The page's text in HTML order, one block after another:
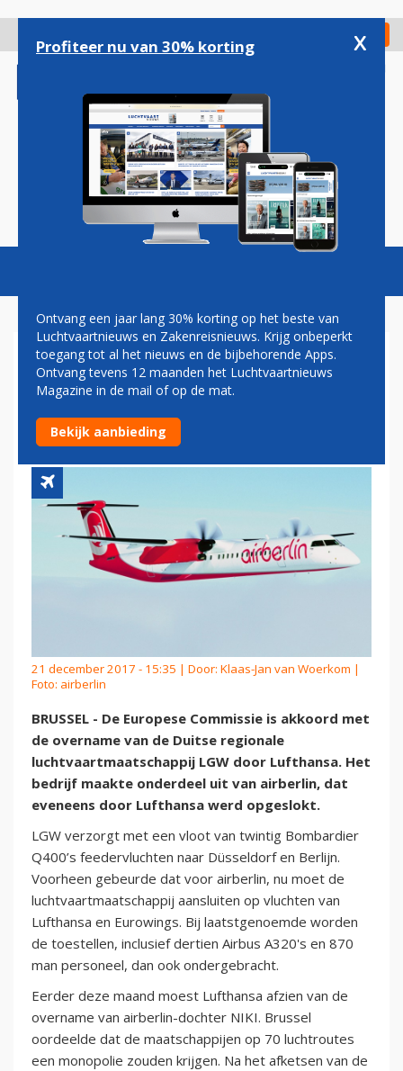
gaan
Check in
Magazine Podcasts Vacatures
BRUSSEL AKKOORD MET
OVERNAME LGW DOOR
LUFTHANSA
21 december 2017 - 15:35 | Door: Klaas-Jan van Woerkom |
Foto: airberlin
BRUSSEL - De Europese Commissie is akkoord met
de overname van de Duitse regionale
luchtvaartmaatschappij LGW door Lufthansa. Het
bedrijf maakte onderdeel uit van airberlin, dat
eveneens door Lufthansa werd opgeslokt.
LGW verzorgt met een vloot van twintig Bombardier
Q400’s feedervluchten naar Düsseldorf en Berlijn.
Voorheen gebeurde dat voor airberlin, nu moet de
luchtvaartmaatschappij aansluiten op vluchten van
Lufthansa en Eurowings. Bij laatstgenoemde worden
de toestellen, inclusief dertien Airbus A320's en 870
man personeel, dan ook ondergebracht.
Eerder deze maand moest Lufthansa afzien van de
overname van airberlin-dochter NIKI. Brussel
oordeelde dat de maatschappijen op 70 luchtroutes
een monopolie zouden krijgen. Na het afketsen van de
Profiteer nu van 30% korting x
Ontvang een jaar lang 30% korting op het beste van
Luchtvaartnieuws en Zakenreisnieuws. Krijg onbeperkt
toegang tot al het nieuws en de bijbehorende Apps.
Ontvang tevens 12 maanden het Luchtvaartnieuws
Magazine in de mail of op de mat.
Bekijk aanbieding